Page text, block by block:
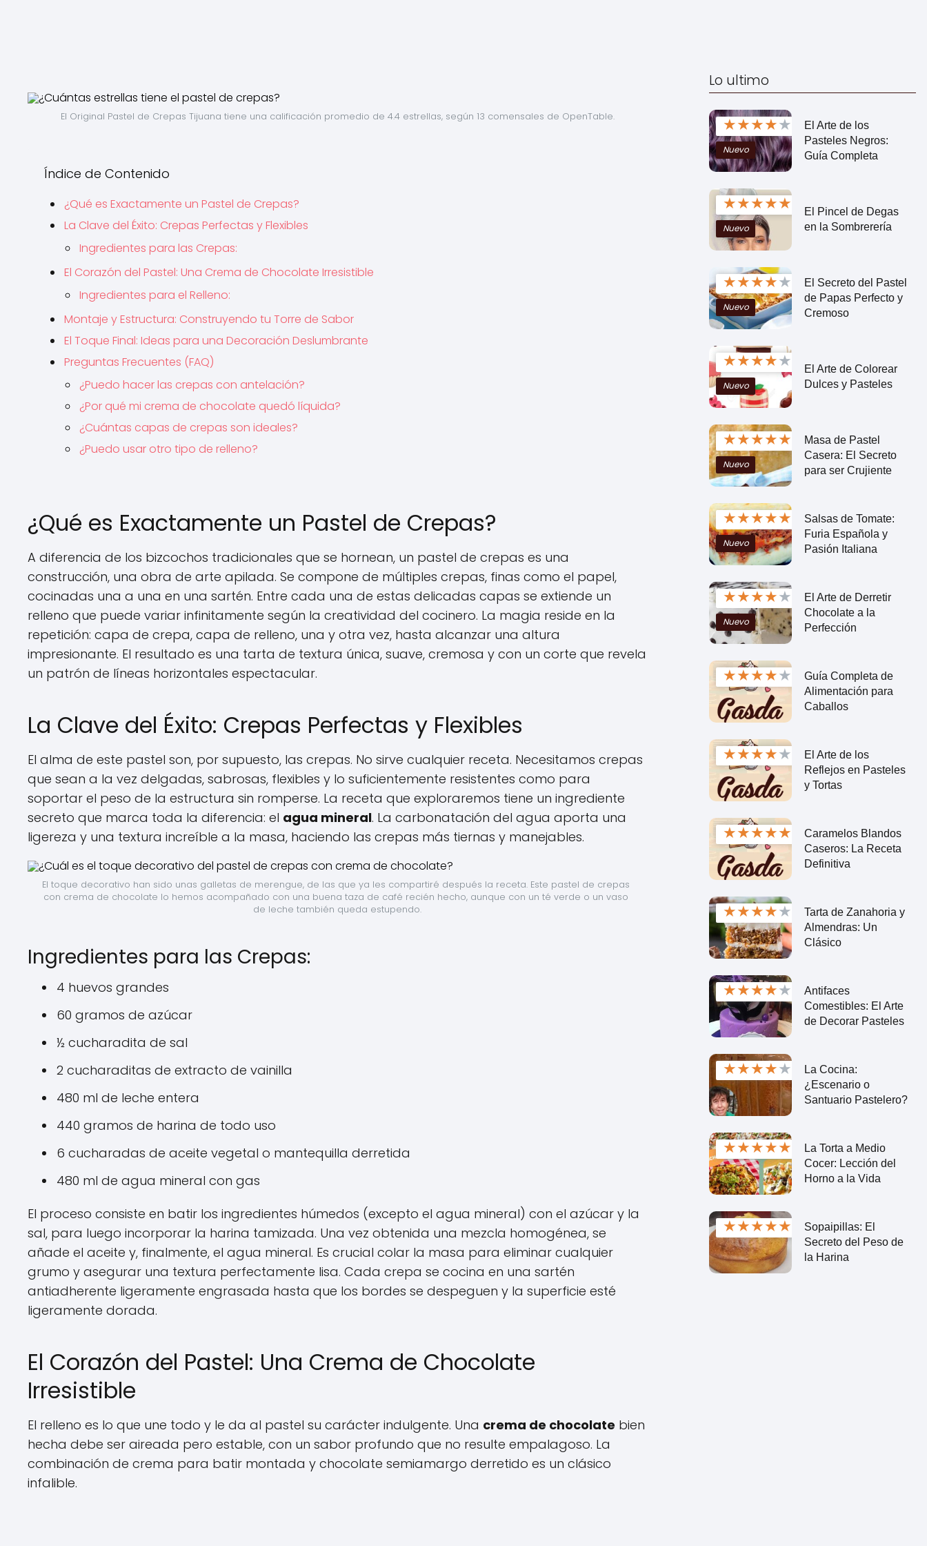
El Original Pastel de Crepas Tijuana tiene una calificación promedio de 4.4 estrellas, según 13 comensales de OpenTable.
Índice de Contenido
¿Qué es Exactamente un Pastel de Crepas?
La Clave del Éxito: Crepas Perfectas y Flexibles
Ingredientes para las Crepas:
El Corazón del Pastel: Una Crema de Chocolate Irresistible
Ingredientes para el Relleno:
Montaje y Estructura: Construyendo tu Torre de Sabor
El Toque Final: Ideas para una Decoración Deslumbrante
Preguntas Frecuentes (FAQ)
¿Puedo hacer las crepas con antelación?
¿Por qué mi crema de chocolate quedó líquida?
¿Cuántas capas de crepas son ideales?
¿Puedo usar otro tipo de relleno?
¿Qué es Exactamente un Pastel de Crepas?
A diferencia de los bizcochos tradicionales que se hornean, un pastel de crepas es una
construcción, una obra de arte apilada. Se compone de múltiples crepas, finas como el papel,
cocinadas una a una en una sartén. Entre cada una de estas delicadas capas se extiende un
relleno que puede variar infinitamente según la creatividad del cocinero. La magia reside en la
repetición: capa de crepa, capa de relleno, una y otra vez, hasta alcanzar una altura
impresionante. El resultado es una tarta de textura única, suave, cremosa y con un corte que revela
un patrón de líneas horizontales espectacular.
La Clave del Éxito: Crepas Perfectas y Flexibles
El alma de este pastel son, por supuesto, las crepas. No sirve cualquier receta. Necesitamos crepas
que sean a la vez delgadas, sabrosas, flexibles y lo suficientemente resistentes como para
soportar el peso de la estructura sin romperse. La receta que exploraremos tiene un ingrediente
secreto que marca toda la diferencia: el agua mineral. La carbonatación del agua aporta una
ligereza y una textura increíble a la masa, haciendo las crepas más tiernas y manejables.
El toque decorativo han sido unas galletas de merengue, de las que ya les compartiré después la receta. Este pastel de crepas
con crema de chocolate lo hemos acompañado con una buena taza de café recién hecho, aunque con un té verde o un vaso
de leche también queda estupendo.
Ingredientes para las Crepas:
4 huevos grandes
60 gramos de azúcar
½ cucharadita de sal
2 cucharaditas de extracto de vainilla
480 ml de leche entera
440 gramos de harina de todo uso
6 cucharadas de aceite vegetal o mantequilla derretida
480 ml de agua mineral con gas
El proceso consiste en batir los ingredientes húmedos (excepto el agua mineral) con el azúcar y la
sal, para luego incorporar la harina tamizada. Una vez obtenida una mezcla homogénea, se
añade el aceite y, finalmente, el agua mineral. Es crucial colar la masa para eliminar cualquier
grumo y asegurar una textura perfectamente lisa. Cada crepa se cocina en una sartén
antiadherente ligeramente engrasada hasta que los bordes se despeguen y la superficie esté
ligeramente dorada.
El Corazón del Pastel: Una Crema de Chocolate
Irresistible
El relleno es lo que une todo y le da al pastel su carácter indulgente. Una crema de chocolate bien
hecha debe ser aireada pero estable, con un sabor profundo que no resulte empalagoso. La
combinación de crema para batir montada y chocolate semiamargo derretido es un clásico
infalible.
Lo ultimo
★★★★★
Nuevo
El Arte de los
Pasteles Negros:
Guía Completa
★★★★★
Nuevo
El Pincel de Degas
en la Sombrerería
★★★★★
Nuevo
El Secreto del Pastel
de Papas Perfecto y
Cremoso
★★★★★
Nuevo
El Arte de Colorear
Dulces y Pasteles
★★★★★
Nuevo
Masa de Pastel
Casera: El Secreto
para ser Crujiente
★★★★★
Nuevo
Salsas de Tomate:
Furia Española y
Pasión Italiana
★★★★★
Nuevo
El Arte de Derretir
Chocolate a la
Perfección
★★★★★
Guía Completa de
Alimentación para
Caballos
★★★★★
El Arte de los
Reflejos en Pasteles
y Tortas
★★★★★
Caramelos Blandos
Caseros: La Receta
Definitiva
★★★★★
Tarta de Zanahoria y
Almendras: Un
Clásico
★★★★★
Antifaces
Comestibles: El Arte
de Decorar Pasteles
★★★★★
La Cocina:
¿Escenario o
Santuario Pastelero?
★★★★★
La Torta a Medio
Cocer: Lección del
Horno a la Vida
★★★★★
Sopaipillas: El
Secreto del Peso de
la Harina